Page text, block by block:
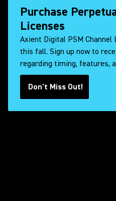
Purchase
Licenses
Axient Digital PSM
this fall. Sign up now to
regarding timing, features,
Don't Miss Out!